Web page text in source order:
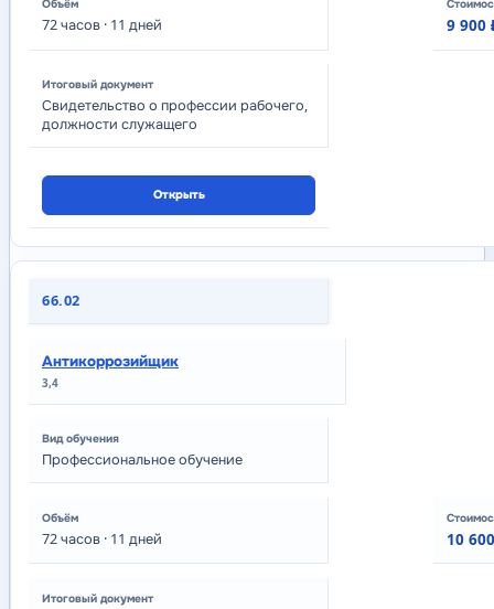
72часов · 11 дней
Свидетельство о профессии рабочего,
должности служащего
9 900
Открыть
66.02
Антикоррозийщик
3,4
Профессиональное обучение
72часов · 11 дней 10